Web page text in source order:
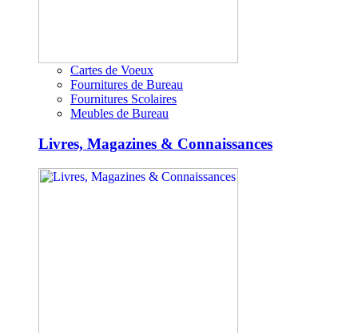
Cartes de Voeux
Fournitures de Bureau
Fournitures Scolaires
Meubles de Bureau
Livres, Magazines & Connaissances